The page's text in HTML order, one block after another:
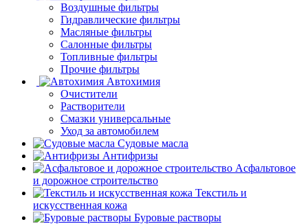
Воздушные фильтры
Гидравлические фильтры
Масляные фильтры
Салонные фильтры
Топливные фильтры
Прочие фильтры
Автохимия
Очистители
Растворители
Смазки универсальные
Уход за автомобилем
Судовые масла
Антифризы
Асфальтовое
и дорожное строительство
Текстиль и
искусственная кожа
Буровые растворы